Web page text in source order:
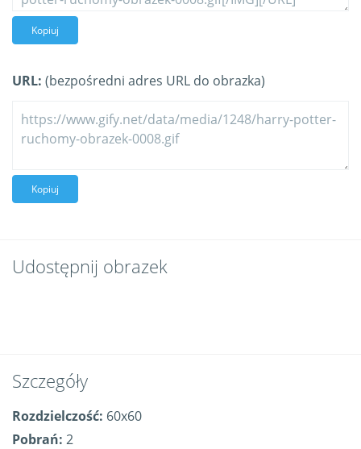
Kopiuj
URL: (bezpośredni adres URL do obrazka)
Kopiuj
Udostępnij obrazek
Szczegóły
Rozdzielczość: 60x60
Pobrań: 2